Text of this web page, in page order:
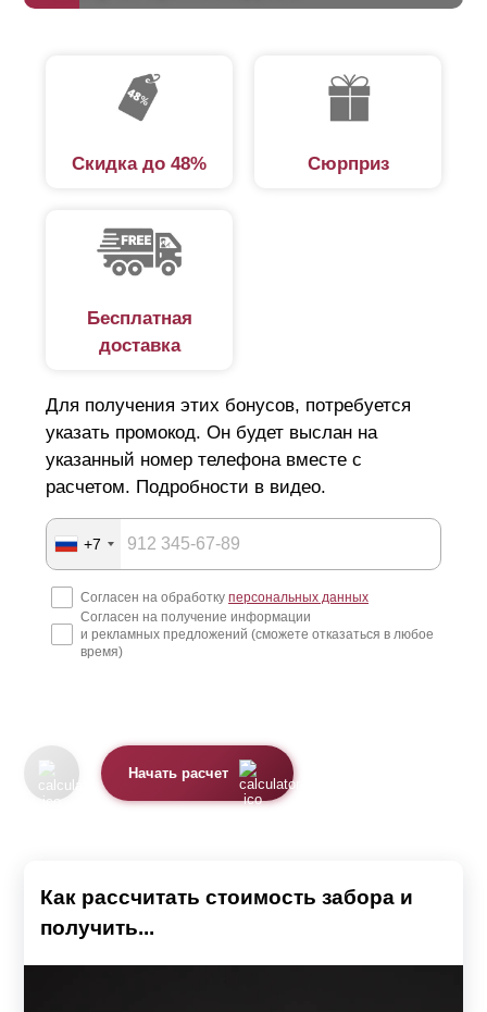
Скидка до 48% Сюрприз
Бесплатная
доставка
Для получения этих бонусов, потребуется
указать промокод. Он будет выслан на
указанный номер телефона вместе с
расчетом. Подробности в видео.
+7
Согласен на обработку персональных данных
Согласен на получение информации
и рекламных предложений (сможете отказаться в любое
время)
Начать расчет
Как рассчитать стоимость забора и
получить...